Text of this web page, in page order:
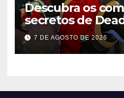
Descubra os
secretos de
Marvel Tokon
7 DE AGOSTO DE 2026